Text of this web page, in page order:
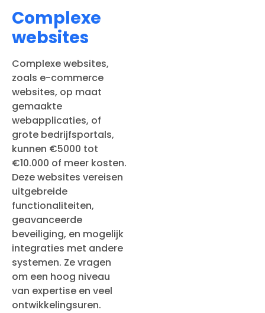
Complexe
websites
Complexe websites,
zoals e-commerce
websites, op maat
gemaakte
webapplicaties, of
grote bedrijfsportals,
kunnen €5000 tot
€10.000 of meer kosten.
Deze websites vereisen
uitgebreide
functionaliteiten,
geavanceerde
beveiliging, en mogelijk
integraties met andere
systemen. Ze vragen
om een hoog niveau
van expertise en veel
ontwikkelingsuren.